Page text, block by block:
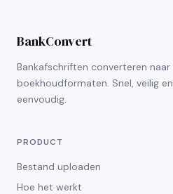
BankConvert
Bankafschriften converteren naar
boekhoudformaten. Snel, veilig en
eenvoudig.
PRODUCT
Bestand uploaden
Hoe het werkt